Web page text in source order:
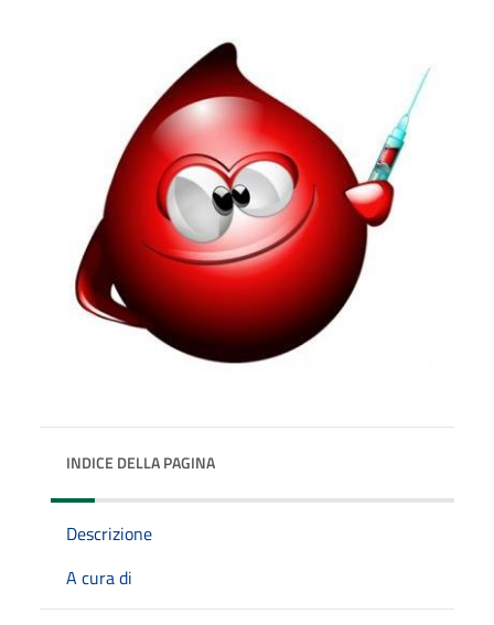
INDICE DELLA PAGINA
Descrizione
A cura di